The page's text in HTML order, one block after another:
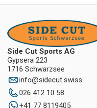
Side Cut Sports AG
Gypsera 223
1716 Schwarzsee
info@sidecut.swiss
026 412 10 58
+41 77 8119405